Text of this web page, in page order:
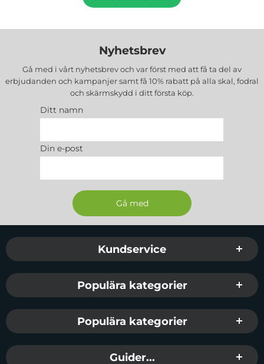
Nyhetsbrev
Gå med i vårt nyhetsbrev och var först med att få ta del av
erbjudanden och kampanjer samt få 10% rabatt på alla skal, fodral
och skärmskydd i ditt första köp.
Ditt namn
Din e-post
Sidfot Blandad info och länkar
Kundservice
Populära kategorier
Populära kategorier
Guider...